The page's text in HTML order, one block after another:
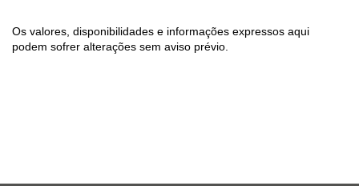
Os valores, disponibilidades e informações expressos aqui
podem sofrer alterações sem aviso prévio.